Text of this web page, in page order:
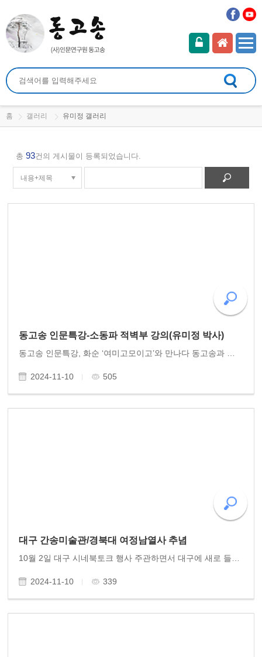
홈 갤러리 유미정 갤러리
총93건의 게시물이 등록되었습니다.
동고송 인문특강-소동파 적벽부 강의(유미정 박사)
2024-11-10 505
대구 간송미술관/경북대 여정남열사 추념
2024-11-10 339